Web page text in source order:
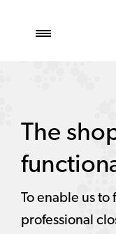
The
To enable us
professional